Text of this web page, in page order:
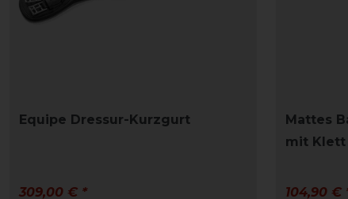
Equipe Dressur-Kurzgurt
309,00 € *
Mattes
mit Klett
104,90 €